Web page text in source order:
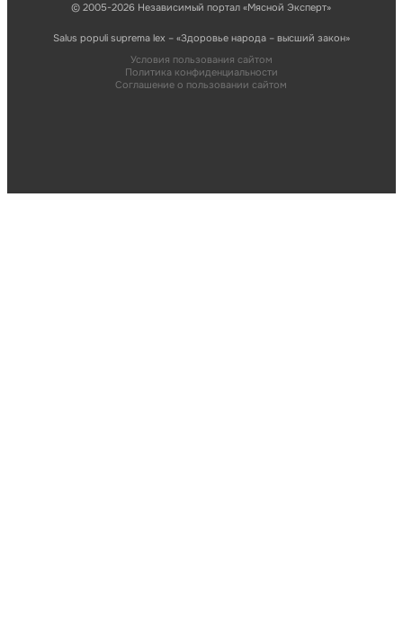
© 2005-2026 Независимый портал «Мясной Эксперт»
Salus populi suprema lex – «Здоровье народа – высший закон»
Условия пользования сайтом
Политика конфиденциальности
Соглашение о пользовании сайтом